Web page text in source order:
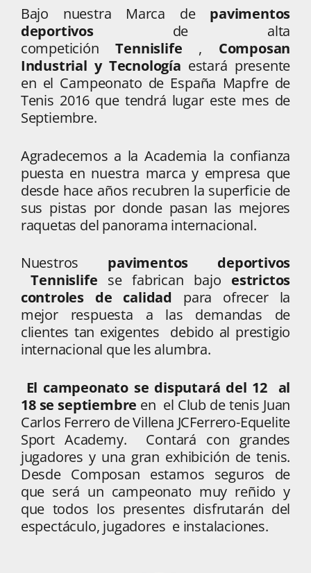
Bajo nuestra Marca de pavimentos
deportivosde alta
competiciónTennislife , Composan
Industrial y Tecnología estará presente
en el Campeonato de España Mapfre de
Tenis 2016 que tendrá lugar este mes de
Septiembre.
Agradecemos a la Academia la confianza
puesta en nuestra marca y empresa que
desde hace años recubren la superficie de
sus pistas por donde pasan las mejores
raquetas del panorama internacional.
Nuestros pavimentos deportivos
Tennislife se fabrican bajo estrictos
controles de calidad para ofrecer la
mejor respuesta a las demandas de
clientes tan exigentes debido al prestigio
internacional que les alumbra.
El campeonato se disputará del 12 al
18 se septiembre en el Club de tenis Juan
Carlos Ferrero de Villena JCFerrero-Equelite
Sport Academy. Contará con grandes
jugadores y una gran exhibición de tenis.
Desde Composan estamos seguros de
que será un campeonato muy reñido y
que todos los presentes disfrutarán del
espectáculo, jugadores e instalaciones.